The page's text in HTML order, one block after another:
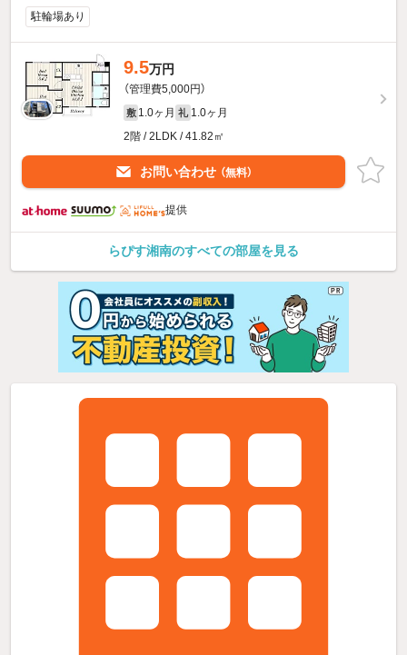
駐輪場あり
9.5万円
（管理費5,000円）
敷 1.0ヶ月 礼 1.0ヶ月
2階 / 2LDK / 41.82㎡
お問い合わせ （無料）
提供
らぴす湘南のすべての部屋を見る